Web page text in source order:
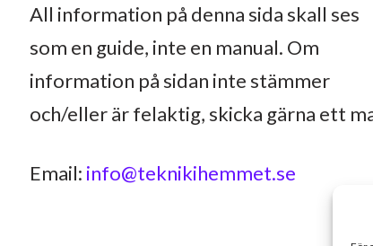
All information på denna sida skall ses
som en guide, inte en manual. Om
information på sidan inte stämmer
och/eller är felaktig, skicka gärna ett
Email: info@teknikihemmet.se